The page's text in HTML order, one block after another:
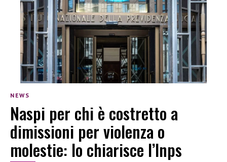
NEWS
Naspi per chi è costretto a
dimissioni per violenza o
molestie: lo chiarisce l’Inps